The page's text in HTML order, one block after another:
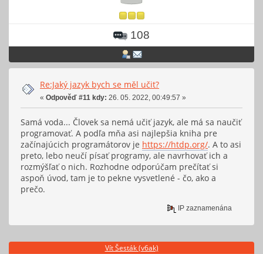
108
Re:Jaký jazyk bych se měl učit?
« Odpověď #11 kdy: 26. 05. 2022, 00:49:57 »
Samá voda... Človek sa nemá učiť jazyk, ale má sa naučiť
programovať. A podľa mňa asi najlepšia kniha pre
začínajúcich programátorov je https://htdp.org/. A to asi
preto, lebo neučí písať programy, ale navrhovať ich a
rozmýšľať o nich. Rozhodne odporúčam prečítať si
aspoň úvod, tam je to pekne vysvetlené - čo, ako a
prečo.
IP zaznamenána
Vít Šesták (v6ak)